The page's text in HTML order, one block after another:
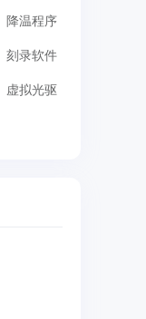
降温程序
刻录软件
虚拟光驱